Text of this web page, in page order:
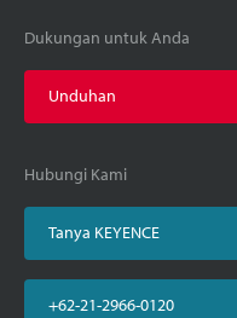
Dukungan untuk Anda
Unduhan
Hubungi Kami
Tanya KEYENCE
+62-21-2966-0120